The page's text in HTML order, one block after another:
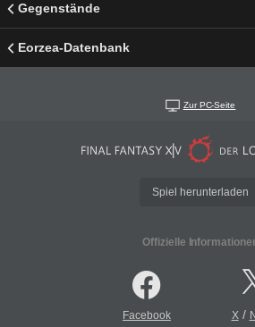
Gegenstände
Eorzea-Datenbank
Zur PC-Seite
Spiel herunterladen
Offizielle
Facebook X/